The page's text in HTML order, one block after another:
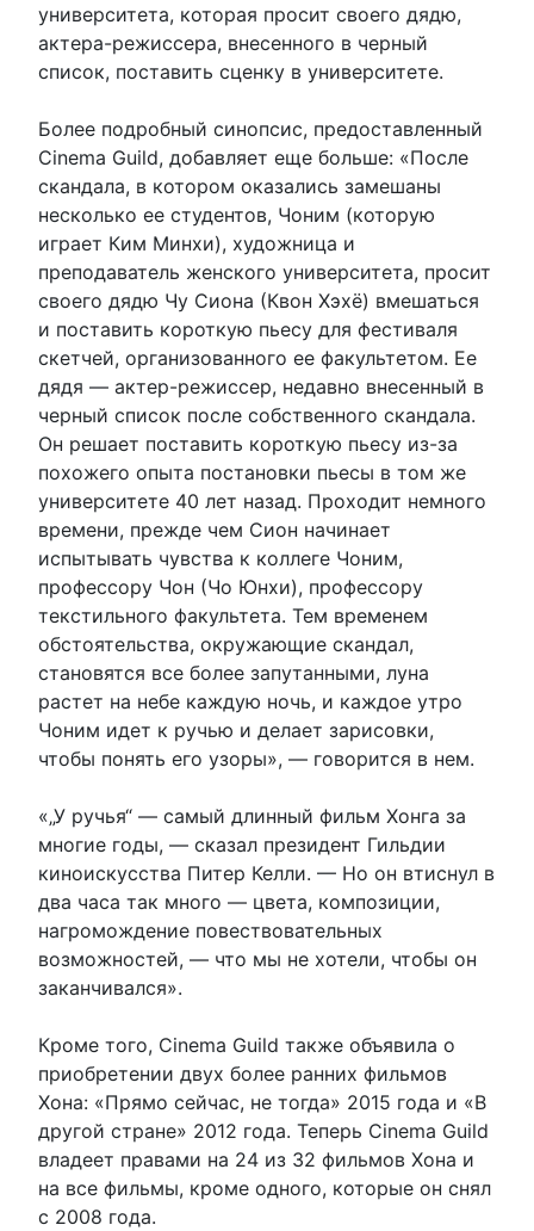
университета, которая просит своего дядю,
актера-режиссера, внесенного в черный
список, поставить сценку в университете.
Более подробный синопсис, предоставленный
Cinema Guild, добавляет еще больше: «После
скандала, в котором оказались замешаны
несколько ее студентов, Чоним (которую
играет Ким Минхи), художница и
преподаватель женского университета, просит
своего дядю Чу Сиона (Квон Хэхё) вмешаться
и поставить короткую пьесу для фестиваля
скетчей, организованного ее факультетом. Ее
дядя — актер-режиссер, недавно внесенный в
черный список после собственного скандала.
Он решает поставить короткую пьесу из-за
похожего опыта постановки пьесы в том же
университете 40 лет назад. Проходит немного
времени, прежде чем Сион начинает
испытывать чувства к коллеге Чоним,
профессору Чон (Чо Юнхи), профессору
текстильного факультета. Тем временем
обстоятельства, окружающие скандал,
становятся все более запутанными, луна
растет на небе каждую ночь, и каждое утро
Чоним идет к ручью и делает зарисовки,
чтобы понять его узоры», — говорится в нем.
«„У ручья“ — самый длинный фильм Хонга за
многие годы, — сказал президент Гильдии
киноискусства Питер Келли. — Но он втиснул в
два часа так много — цвета, композиции,
нагромождение повествовательных
возможностей, — что мы не хотели, чтобы он
заканчивался».
Кроме того, Cinema Guild также объявила о
приобретении двух более ранних фильмов
Хона: «Прямо сейчас, не тогда» 2015 года и «В
другой стране» 2012 года. Теперь Cinema Guild
владеет правами на 24 из 32 фильмов Хона и
на все фильмы, кроме одного, которые он снял
с 2008 года.